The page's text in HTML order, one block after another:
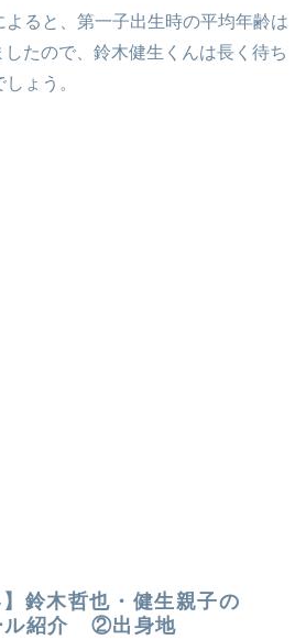
ると、第一子出生時の平均年齢は
たので、鈴木健生くんは長く待ち
ょう。
】鈴木哲也・健生親子の
ル紹介 ②出身地